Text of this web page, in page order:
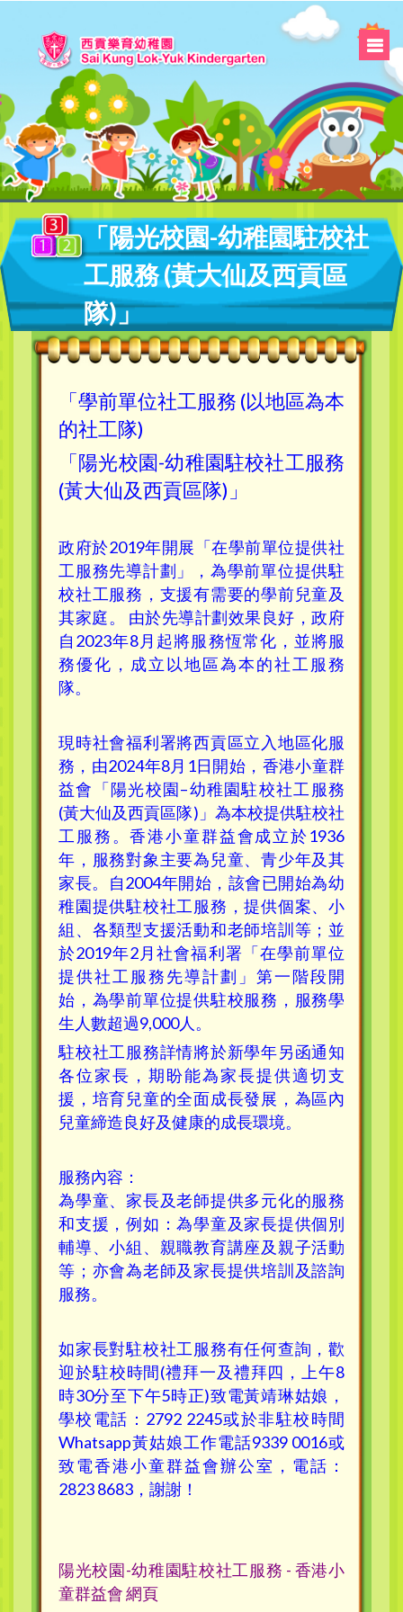
「陽光校園-幼稚園駐校社
工服務 (黃大仙及西貢區
隊)」
「學前單位社工服務 (以地區為本
的社工隊)
「陽光校園-幼稚園駐校社工服務
(黃大仙及西貢區隊)」
政府於2019年開展「在學前單位提供社
工服務先導計劃」，為學前單位提供駐
校社工服務，支援有需要的學前兒童及
其家庭。 由於先導計劃效果良好，政府
自2023年8月起將服務恆常化，並將服
務優化，成立以地區為本的社工服務
隊。
現時社會福利署將西貢區立入地區化服
務，由2024年8月1日開始，香港小童群
益會「陽光校園–幼稚園駐校社工服務
(黃大仙及西貢區隊)」為本校提供駐校社
工服務。香港小童群益會成立於1936
年，服務對象主要為兒童、青少年及其
家長。自2004年開始，該會已開始為幼
稚園提供駐校社工服務，提供個案、小
組、各類型支援活動和老師培訓等；並
於2019年2月社會福利署「在學前單位
提供社工服務先導計劃」第一階段開
始，為學前單位提供駐校服務，服務學
生人數超過9,000人。
駐校社工服務詳情將於新學年另函通知
各位家長，期盼能為家長提供適切支
援，培育兒童的全面成長發展，為區內
兒童締造良好及健康的成長環境。
服務內容：
為學童、家長及老師提供多元化的服務
和支援，例如：為學童及家長提供個別
輔導、小組、親職教育講座及親子活動
等；亦會為老師及家長提供培訓及諮詢
服務。
如家長對駐校社工服務有任何查詢，歡
迎於駐校時間(禮拜一及禮拜四，上午8
時30分至下午5時正)致電黃靖琳姑娘，
學校電話：2792 2245或於非駐校時間
Whatsapp黃姑娘工作電話9339 0016或
致電香港小童群益會辦公室，電話：
2823 8683，謝謝！
陽光校園-幼稚園駐校社工服務 - 香港小
童群益會 網頁